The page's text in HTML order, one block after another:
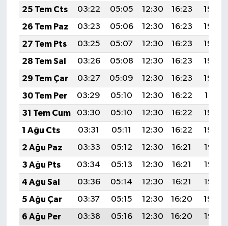
25 Tem Cts
03:22 05:05 12:30 16:23
19:45
26 Tem Paz
03:23 05:06 12:30 16:23
19:44
27 Tem Pts
03:25 05:07 12:30 16:23
19:43
28 Tem Sal
03:26 05:08 12:30 16:23
19:43
29 Tem Çar
03:27 05:09 12:30 16:23
19:42
30 Tem Per
03:29 05:10 12:30 16:22
19:41
31 Tem Cum
03:30 05:10 12:30 16:22
19:40
1 Ağu Cts
03:31 05:11 12:30 16:22
19:39
2 Ağu Paz
03:33 05:12 12:30 16:21
19:38
3 Ağu Pts
03:34 05:13 12:30 16:21
19:37
4 Ağu Sal
03:36 05:14 12:30 16:21
19:36
5 Ağu Çar
03:37 05:15 12:30 16:20
19:34
6 Ağu Per
03:38 05:16 12:30 16:20
19:33